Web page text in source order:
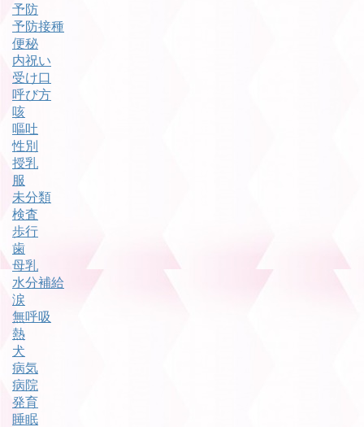
予防
予防接種
便秘
内祝い
受け口
呼び方
咳
嘔吐
性別
授乳
服
未分類
検査
歩行
歯
母乳
水分補給
涙
無呼吸
熱
犬
病気
病院
発育
睡眠